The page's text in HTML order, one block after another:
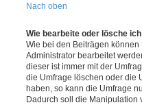
Nach oben
Wie bearbeite oder lösche
Wie bei den Beiträgen
Administrator bearbeitet
dieser ist immer mit der
die Umfrage löschen oder die
haben, so kann die Umfrage
Dadurch soll die Manipulation